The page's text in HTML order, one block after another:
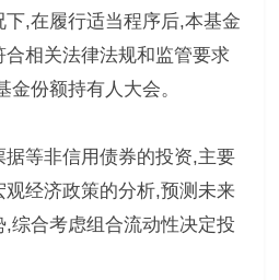
,在履行适当程序后,本基金
相关法律法规和监管要求
份额持有人大会。
等非信用债券的投资,主要
经济政策的分析,预测未来
综合考虑组合流动性决定投